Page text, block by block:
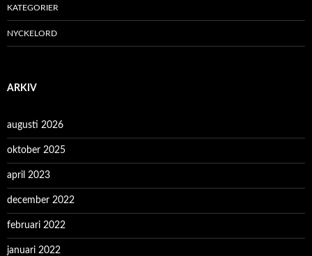
KATEGORIER
NYCKELORD
ARKIV
augusti 2026
oktober 2025
april 2023
december 2022
februari 2022
januari 2022